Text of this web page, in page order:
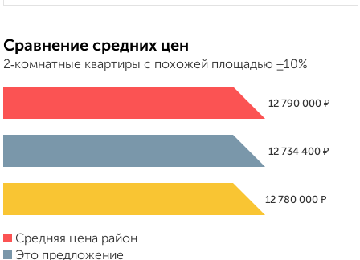
Сравнение средних цен
2‑комнатные квартиры с похожей площадью ±10%
12 790 000 ₽
12 734 400 ₽
12 780 000 ₽
Средняя цена район
Это предложение